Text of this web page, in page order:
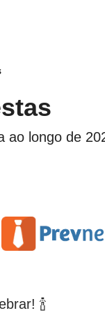
ao longo de
🍾